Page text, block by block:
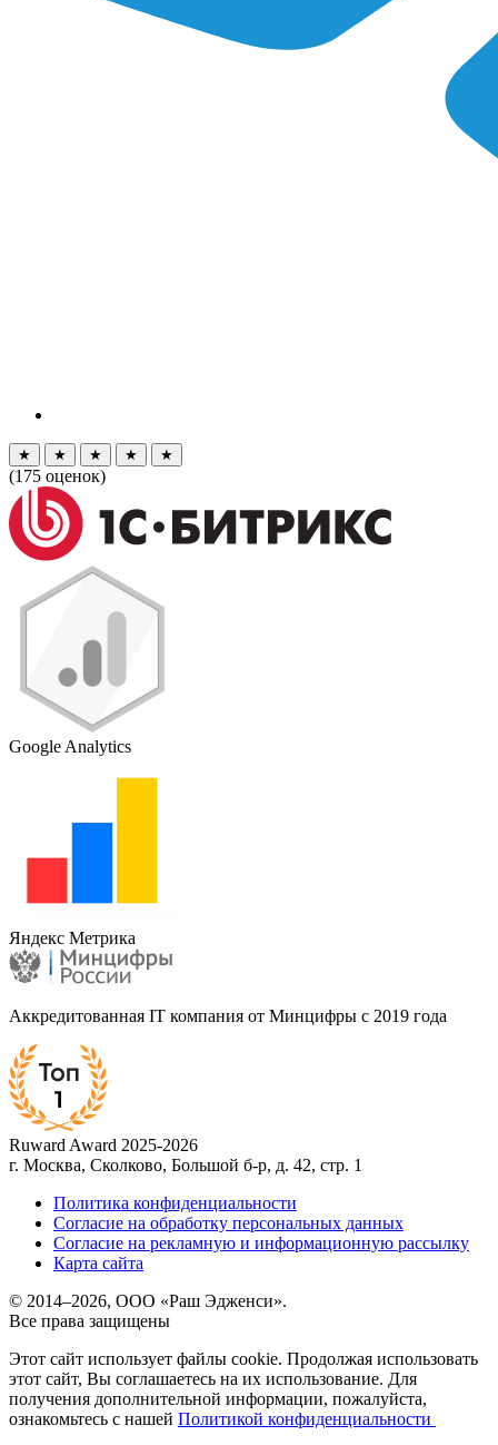
★ ★ ★ ★ ★
(175 оценок)
Google Analytics
Яндекс Метрика
Аккредитованная IT компания от Минцифры с 2019 года
Ruward Award 2025-2026
г. Москва, Сколково, Большой б-р, д. 42, стр. 1
Политика конфиденциальности
Согласие на обработку персональных данных
Согласие на рекламную и информационную рассылку
Карта сайта
© 2014–2026, ООО «Раш Эдженси».
Все права защищены
Этот сайт использует файлы cookie. Продолжая использовать
этот сайт, Вы соглашаетесь на их использование. Для
получения дополнительной информации, пожалуйста,
ознакомьтесь с нашей Политикой конфиденциальности